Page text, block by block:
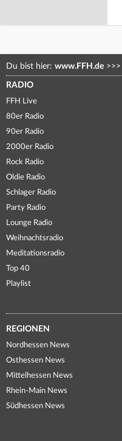
Du bist hier: www.FFH.de >>>
RADIO
FFH Live
80er Radio
90er Radio
2000er Radio
Rock Radio
Oldie Radio
Schlager Radio
Party Radio
Lounge Radio
Weihnachtsradio
Meditationsradio
Top 40
Playlist
REGIONEN
Nordhessen News
Osthessen News
Mittelhessen News
Rhein-Main News
Südhessen News